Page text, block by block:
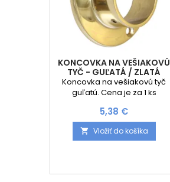
KONCOVKA NA VEŠIAKOVÚ
TYČ - GUĽATÁ / ZLATÁ
Koncovka na vešiakovú tyč
guľatú. Cena je za 1 ks
Cena
5,38 €
 Vložiť do košíka